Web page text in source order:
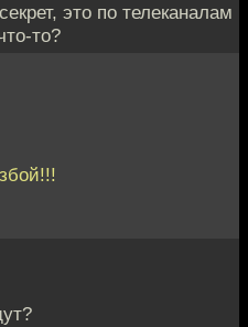
это по телеканалам
то?